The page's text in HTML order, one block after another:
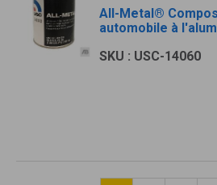
All-Metal®
automobile à
SKU : USC-14060